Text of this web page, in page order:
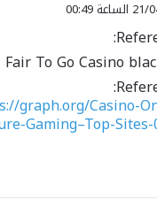
00:49
Fair To Go Casino
graph.org/Casino-
Gaming–Top-